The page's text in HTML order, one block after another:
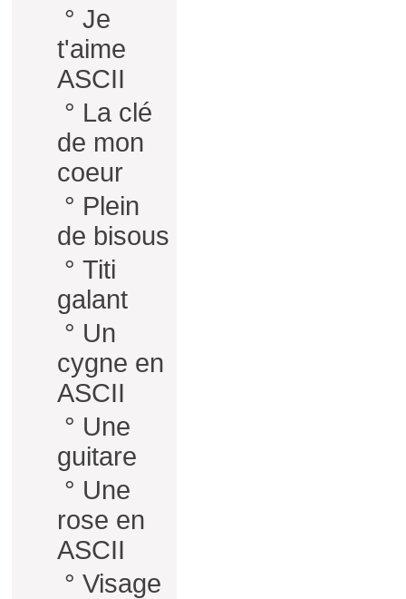
° Je
t'aime
ASCII
° La clé
de mon
coeur
° Plein
de bisous
° Titi
galant
° Un
cygne en
ASCII
° Une
guitare
° Une
rose en
ASCII
° Visage